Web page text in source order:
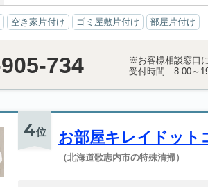
空き家片付け ゴミ屋敷片付け 部屋片付け
734
※お客様相談窓口
受付時間 8:00～
4位 お部屋キレイドット
（北海道歌志内市の特殊清掃）